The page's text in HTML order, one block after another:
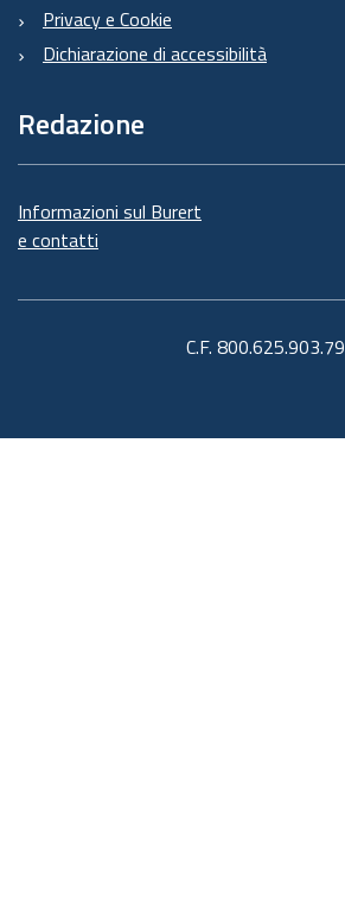
Privacy e Cookie
Dichiarazione di accessibilità
Redazione
Informazioni sul Burert
e contatti
C.F. 800.625.903.79